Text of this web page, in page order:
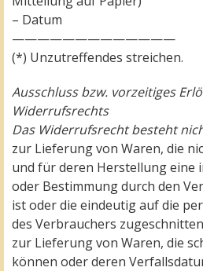
– Datum
—————————————
(*) Unzutreffendes streichen.
Ausschluss bzw. vorzeitiges
Widerrufsrechts
Das Widerrufsrecht besteht
zur Lieferung von Waren, die
und für deren Herstellung eine
oder Bestimmung durch den
ist oder die eindeutig auf die
des Verbrauchers
zur Lieferung von Waren, die
können oder deren